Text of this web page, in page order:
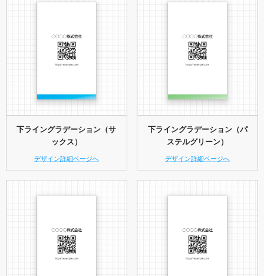
下ライングラデーション（サ
ックス）
デザイン詳細ページへ
下ライングラデーション（パ
ステルグリーン）
デザイン詳細ページへ